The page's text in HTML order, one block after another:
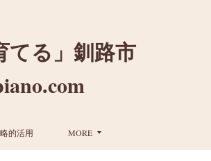
てる」釧路市
的活用 MORE